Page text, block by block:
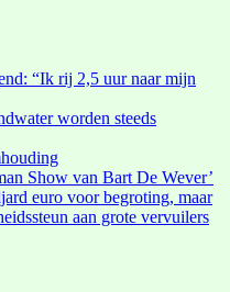
“Ik rij 2,5 uur naar mijn
worden steeds
Show van Bart De Wever’
euro voor begroting, maar
aan grote vervuilers